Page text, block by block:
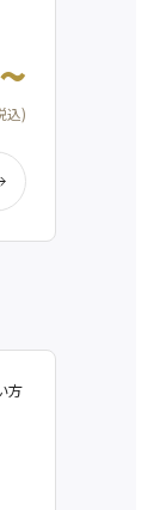
~
込)
方